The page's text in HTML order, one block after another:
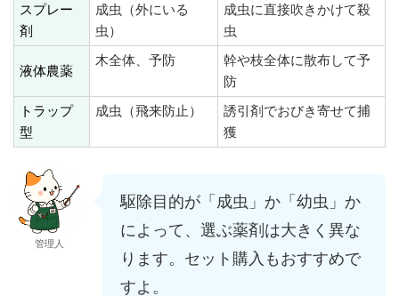
スプレー
剤
成虫（外にいる
虫）
成虫に直接吹きかけて殺
虫
液体農薬
木全体、予防
幹や枝全体に散布して予
防
トラップ
型
成虫（飛来防止）
誘引剤でおびき寄せて捕
獲
管理人
駆除目的が「成虫」か「幼虫」か
によって、選ぶ薬剤は大きく異な
ります。セット購入もおすすめで
すよ。